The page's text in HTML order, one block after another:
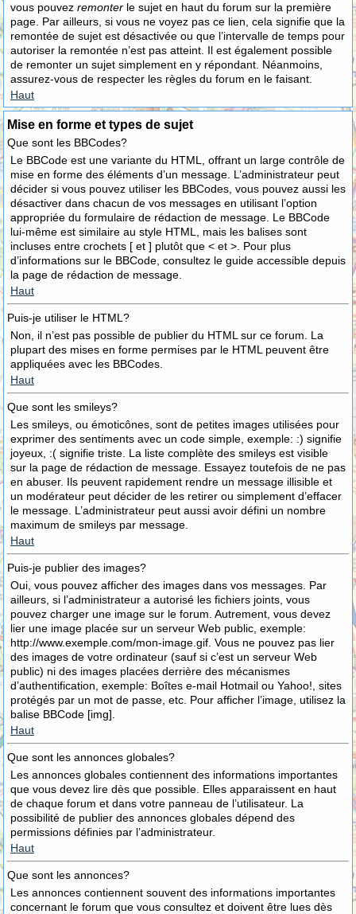
vous pouvez remonter le sujet en haut du forum sur la première
page. Par ailleurs, si vous ne voyez pas ce lien, cela signifie que la
remontée de sujet est désactivée ou que l’intervalle de temps pour
autoriser la remontée n’est pas atteint. Il est également possible
de remonter un sujet simplement en y répondant. Néanmoins,
assurez-vous de respecter les règles du forum en le faisant.
Haut
Mise en forme et types de sujet
Que sont les BBCodes?
Le BBCode est une variante du HTML, offrant un large contrôle de
mise en forme des éléments d’un message. L’administrateur peut
décider si vous pouvez utiliser les BBCodes, vous pouvez aussi les
désactiver dans chacun de vos messages en utilisant l’option
appropriée du formulaire de rédaction de message. Le BBCode
lui-même est similaire au style HTML, mais les balises sont
incluses entre crochets [ et ] plutôt que < et >. Pour plus
d’informations sur le BBCode, consultez le guide accessible depuis
la page de rédaction de message.
Haut
Puis-je utiliser le HTML?
Non, il n’est pas possible de publier du HTML sur ce forum. La
plupart des mises en forme permises par le HTML peuvent être
appliquées avec les BBCodes.
Haut
Que sont les smileys?
Les smileys, ou émoticônes, sont de petites images utilisées pour
exprimer des sentiments avec un code simple, exemple: :) signifie
joyeux, :( signifie triste. La liste complète des smileys est visible
sur la page de rédaction de message. Essayez toutefois de ne pas
en abuser. Ils peuvent rapidement rendre un message illisible et
un modérateur peut décider de les retirer ou simplement d’effacer
le message. L’administrateur peut aussi avoir défini un nombre
maximum de smileys par message.
Haut
Puis-je publier des images?
Oui, vous pouvez afficher des images dans vos messages. Par
ailleurs, si l’administrateur a autorisé les fichiers joints, vous
pouvez charger une image sur le forum. Autrement, vous devez
lier une image placée sur un serveur Web public, exemple:
http://www.exemple.com/mon-image.gif. Vous ne pouvez pas lier
des images de votre ordinateur (sauf si c’est un serveur Web
public) ni des images placées derrière des mécanismes
d’authentification, exemple: Boîtes e-mail Hotmail ou Yahoo!, sites
protégés par un mot de passe, etc. Pour afficher l’image, utilisez la
balise BBCode [img].
Haut
Que sont les annonces globales?
Les annonces globales contiennent des informations importantes
que vous devez lire dès que possible. Elles apparaissent en haut
de chaque forum et dans votre panneau de l’utilisateur. La
possibilité de publier des annonces globales dépend des
permissions définies par l’administrateur.
Haut
Que sont les annonces?
Les annonces contiennent souvent des informations importantes
concernant le forum que vous consultez et doivent être lues dès